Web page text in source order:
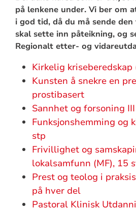
på lenkene under. Vi ber om
i god tid, då du må sende
skal sette inn påteikning, og
Regionalt etter- og
Kirkelig kriseberedskap
Kunsten å snekre en
prostibasert
Sannhet og forsoning
Funksjonshemming og
stp
Frivillighet og
lokalsamfunn (MF), 15
Prest og teolog i
på hver del
Pastoral Klinisk